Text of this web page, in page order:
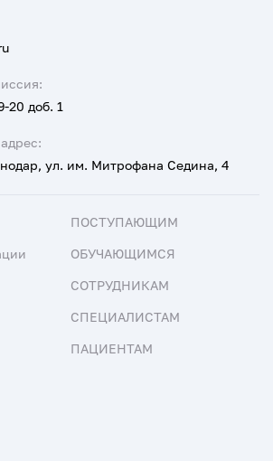
ул. им. Митрофана Седина, 4
20 доб. 1
ПОСТУПАЮЩИМ
ОБУЧАЮЩИМСЯ
СОТРУДНИКАМ
СПЕЦИАЛИСТАМ
ПАЦИЕНТАМ